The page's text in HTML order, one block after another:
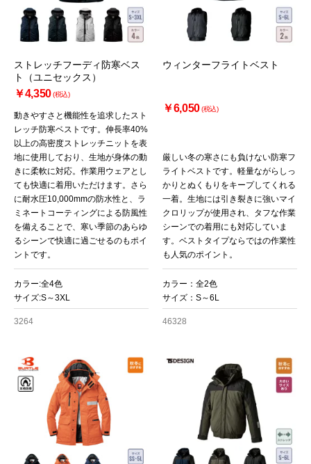
ストレッチフーディ防寒ベス
ト（ユニセックス）
￥4,350(税込)
動きやすさと機能性を追求したスト
レッチ防寒ベストです。伸長率40%
以上の高密度ストレッチニットを表
地に使用しており、生地が身体の動
きに柔軟に対応。作業用ウェアとし
ても快適に着用いただけます。さら
に耐水圧10,000mmの防水性と、ラ
ミネートコーティングによる防風性
を備えることで、寒い季節のあらゆ
るシーンで快適に過ごせるのもポイ
ントです。
カラー:全4色
サイズ:S～3XL
3264
ウィンターフライトベスト
￥6,050(税込)
厳しい冬の寒さにも負けない防寒フ
ライトベストです。軽量ながらしっ
かりとぬくもりをキープしてくれる
一着。生地には引き裂きに強いマイ
クロリップが使用され、タフな作業
シーンでの着用にも対応していま
す。ベストタイプならではの作業性
も人気のポイント。
カラー：全2色
サイズ：S～6L
46328
お買い物を続ける カートへ進む